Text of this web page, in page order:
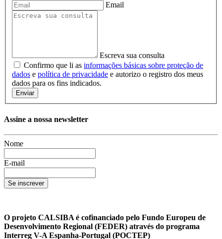
Email
Escreva sua consulta
Confirmo que li as informações básicas sobre proteção de
dados e política de privacidade e autorizo ​​o registro dos meus
dados para os fins indicados.
Enviar
Assine a nossa newsletter
Nome
E-mail
Se inscrever
O projeto CALSIBA é cofinanciado pelo Fundo Europeu de
Desenvolvimento Regional (FEDER) através do programa
Interreg V-A Espanha-Portugal (POCTEP)